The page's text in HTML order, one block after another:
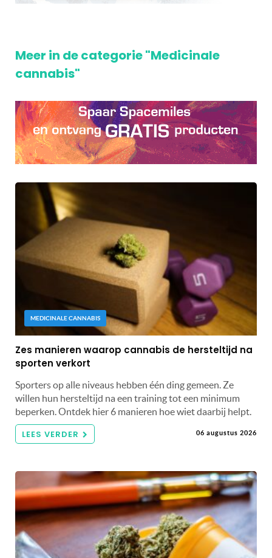
Meer in de categorie "Medicinale
cannabis"
MEDICINALE CANNABIS
Zes manieren waarop cannabis de hersteltijd na
sporten verkort
Sporters op alle niveaus hebben één ding gemeen. Ze
willen hun hersteltijd na een training tot een minimum
beperken. Ontdek hier 6 manieren hoe wiet daarbij helpt.
LEES VERDER 06 augustus 2026